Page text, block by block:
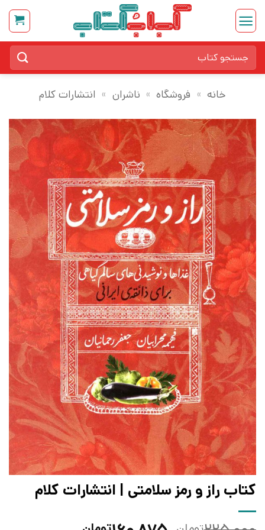
Skip
content
برای:
خانه » فروشگاه » ناشران » انتشارات کلام
کتاب راز و رمز سلامتی | انتشارات کلام